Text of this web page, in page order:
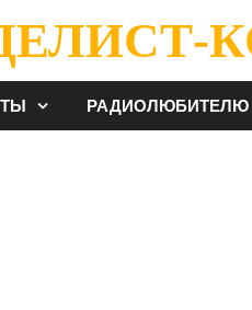
РАДИОЛЮБИТЕЛЮ